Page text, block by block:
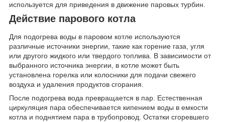
используется для приведения в движение паровых турбин.
Действие парового котла
Для подогрева воды в паровом котле используются
различные источники энергии, такие как горение газа, угля
или другого жидкого или твердого топлива. В зависимости от
выбранного источника энергии, в котле может быть
установлена горелка или колосники для подачи свежего
воздуха и удаления продуктов сгорания.
После подогрева вода превращается в пар. Естественная
циркуляция пара обеспечивается кипением воды в емкости
котла и поднятием пара в трубопровод. Остатки сгоревшего